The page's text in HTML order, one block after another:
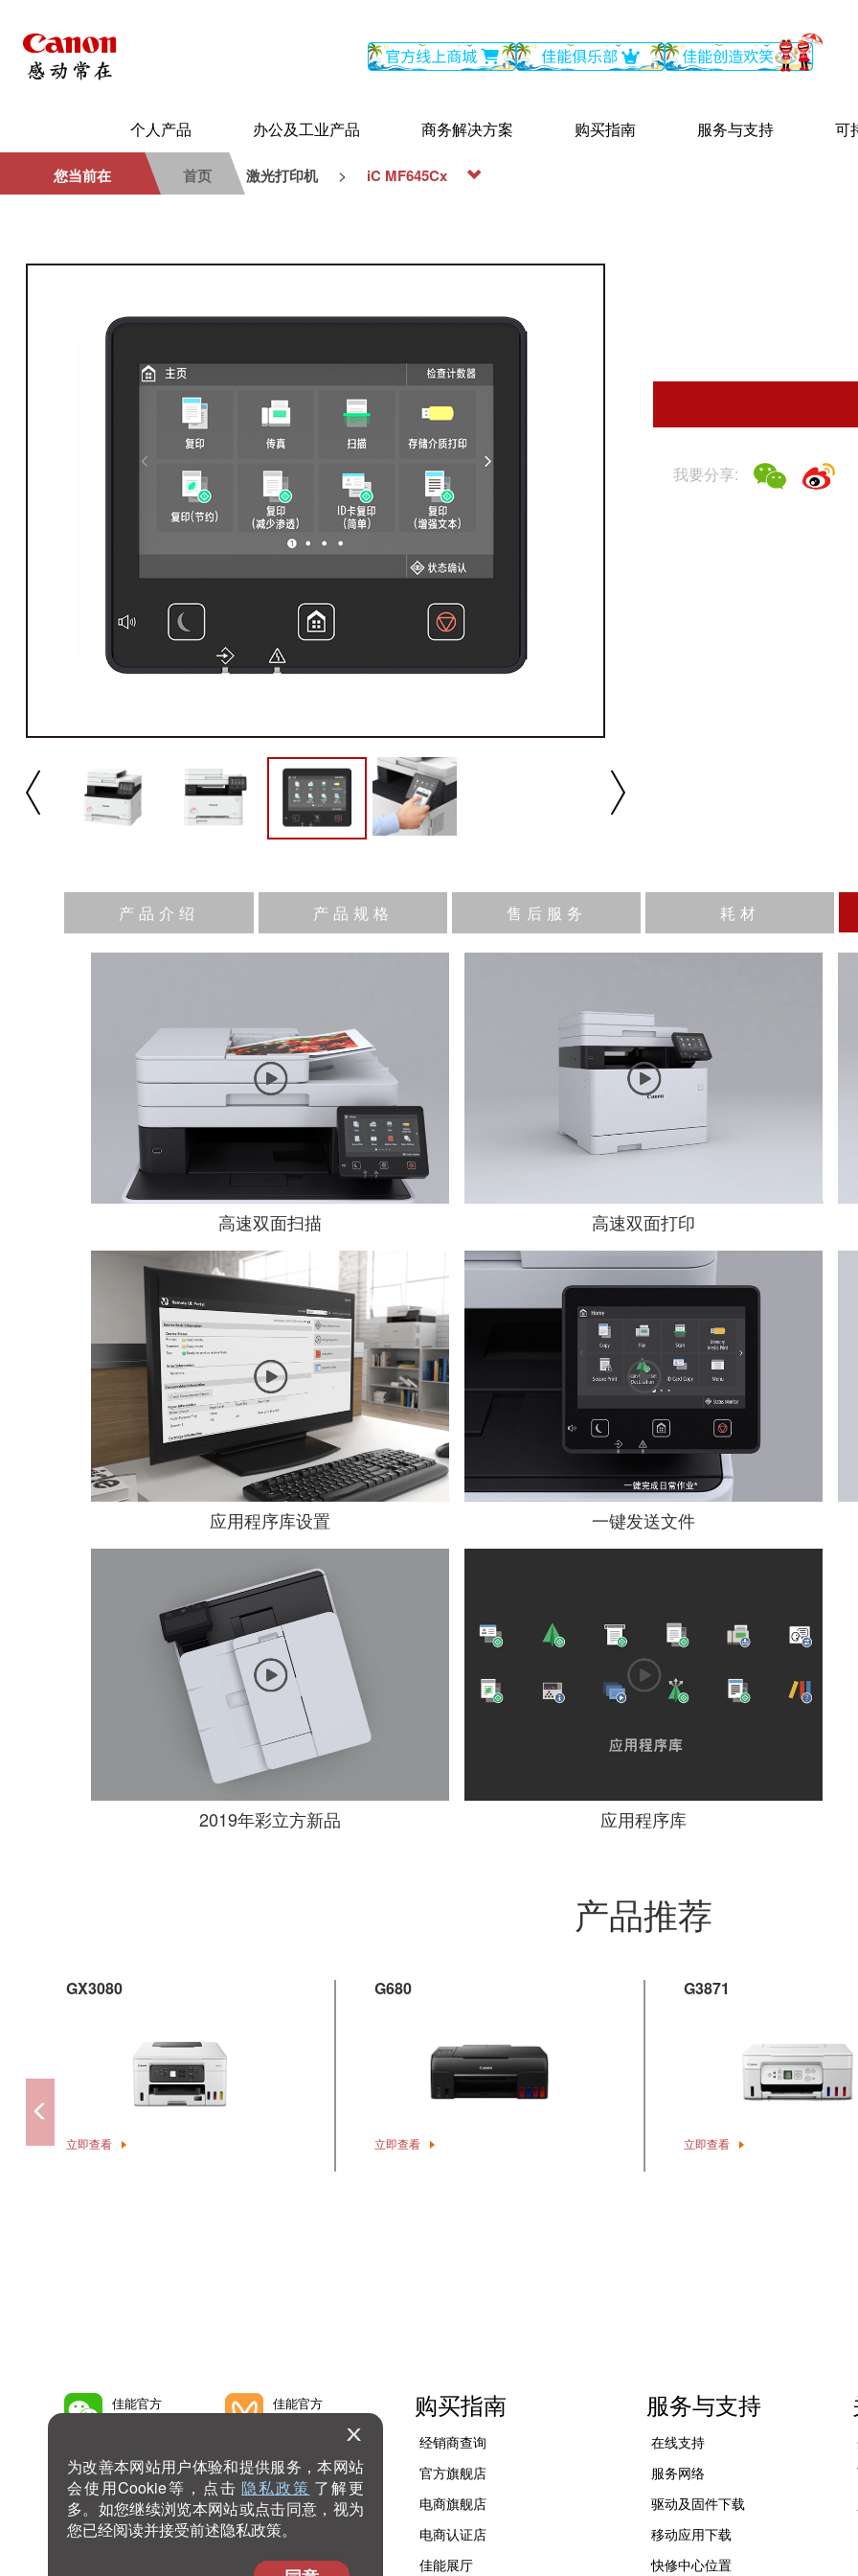
个人产品 办公及工业产品 商务解决方案 购买指南 服务与支持 可
为改善本网站用户体验和提供服务，本网站
会使用Cookie等，点击 隐私政策 了解更
多。如您继续浏览本网站或点击同意，视为
您已经阅读并接受前述隐私政策。
您当前在 首页 激光打印机 > iC MF645Cx
速度
我要分享:
产品介绍 产品规格 售后服务 耗材
高速双面扫描 高速双面打印
应用程序库设置 一键发送文件
2019年彩立方新品 应用程序库
产品推荐
GX3080
立即查看
G680
立即查看
G3871
立即查看
佳能官方
佳能官方
佳能官方
微博号
佳能官方
抖音号
佳能官方
查看
购买指南
经销商查询
官方旗舰店
电商旗舰店
电商认证店
佳能展厅
服务与支持
在线支持
服务网络
驱动及固件下载
移动应用下载
快修中心位置